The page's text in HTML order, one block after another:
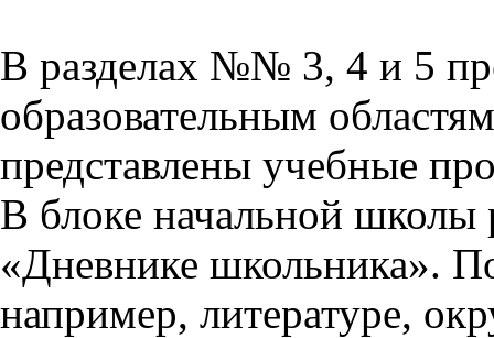
В разделах №№ 3, 4 и 5
образовательным
представлены учебные
В блоке начальной школы
«Дневнике школьника».
например, литературе,